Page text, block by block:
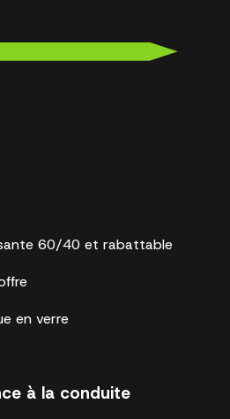
60/40 et rabattable
en verre
à la conduite